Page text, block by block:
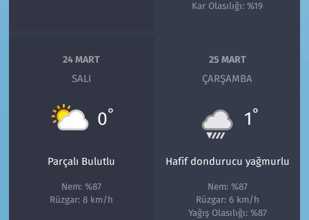
Kar Olasılığı: %19
24 MART
SALI
0°
Parçalı Bulutlu
Nem: %87
Rüzgar: 8 km/h
25 MART
ÇARŞAMBA
1°
Hafif dondurucu yağmurlu
Nem: %87
Rüzgar: 6 km/h
Yağış Olasılığı: %87